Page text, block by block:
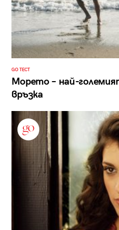
GO ТЕСТ
Морето – най-
връзка